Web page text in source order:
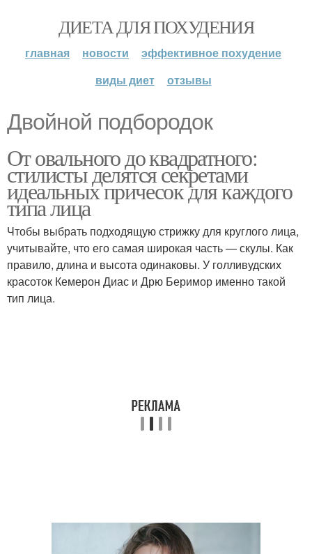
ДИЕТА ДЛЯ ПОХУДЕНИЯ
главная новости
эффективное похудение
виды диет
отзывы
Двойной подбородок
От овального до квадратного:
стилисты делятся секретами
идеальных причесок для каждого
типа лица
Чтобы выбрать подходящую стрижку для круглого лица,
учитывайте, что его самая широкая часть — скулы. Как
правило, длина и высота одинаковы. У голливудских
красоток Кемерон Диас и Дрю Беримор именно такой
тип лица.